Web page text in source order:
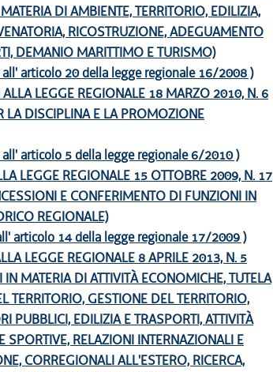
DI AMBIENTE, TERRITORIO, EDILIZIA,
RICOSTRUZIONE, ADEGUAMENTO
DEMANIO MARITTIMO E TURISMO)
articolo 20 della legge regionale 16/2008 )
LEGGE REGIONALE 18 MARZO 2010, N. 6
LA DISCIPLINA E LA PROMOZIONE
articolo 5 della legge regionale 6/2010 )
LEGGE REGIONALE 15 OTTOBRE 2009, N. 17
E CONFERIMENTO DI FUNZIONI IN
REGIONALE)
articolo 14 della legge regionale 17/2009 )
LEGGE REGIONALE 8 APRILE 2013, N. 5
MATERIA DI ATTIVITÀ ECONOMICHE, TUTELA
TERRITORIO, GESTIONE DEL TERRITORIO,
PUBBLICI, EDILIZIA E TRASPORTI, ATTIVITÀ
SPORTIVE, RELAZIONI INTERNAZIONALI E
CORREGIONALI ALL'ESTERO, RICERCA,